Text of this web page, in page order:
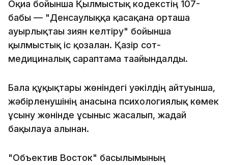
Оқиға бойынша Қылмыстық кодекстің 107-
бабы — "Денсаулыққа қасақана орташа
ауырлықтағы зиян келтіру" бойынша
қылмыстық іс қозғалған. Қазір сот-
медициналық сараптама тағайындалды.
Бала құқықтары жөніндегі уәкілдің айтуынша,
жәбірленушінің анасына психологиялық көмек
ұсыну жөнінде ұсыныс жасалып, жағдай
бақылауға алынған.
"Объектив Восток" басылымының